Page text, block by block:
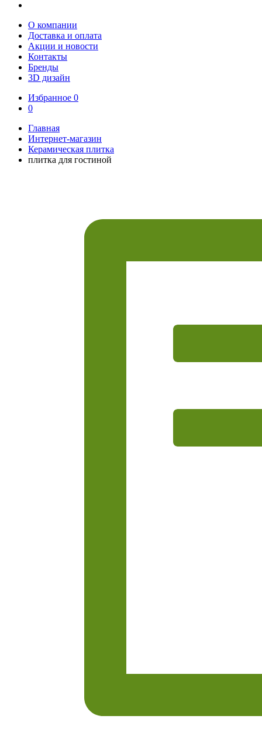
О компании
Доставка и оплата
Акции и новости
Контакты
Бренды
3D дизайн
Избранное 0
0
Главная
Интернет-магазин
Керамическая плитка
плитка для гостиной